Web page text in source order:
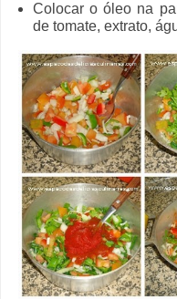
Colocar o óleo na
de tomate, extrato,